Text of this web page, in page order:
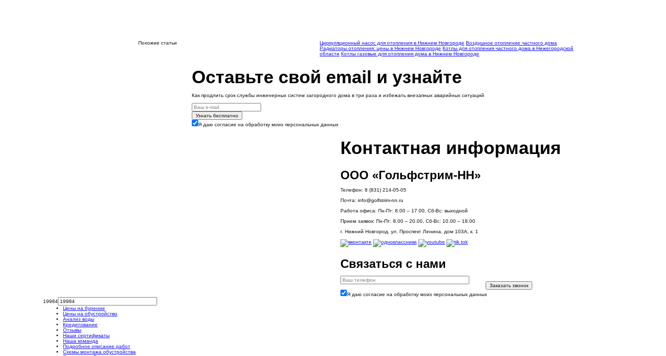
Похожие статьи Циркуляционный насос для отопления в Нижнем Новгороде Воздушное отопление частного дома
Радиаторы отопления: цены в Нижнем Новгороде Котлы для отопления частного дома в Нижегородской
области Котлы газовые для отопления дома в Нижнем Новгороде
Оставьте свой email и узнайте
Как продлить срок службы инженерных систем загородного дома в три раза и избежать внезапных аварийных ситуаций
Узнать бесплатно
Я даю согласие на обработку моих персональных данных
Контактная информация
ООО «Гольфстрим-НН»
Телефон: 8 (831) 214-05-05
Почта: info@golfstrim-nn.ru
Работа офиса: Пн-Пт: 8.00 – 17.00, Сб-Вс: выходной
Прием заявок: Пн-Пт: 8.00 – 20.00, Сб-Вс: 10.00 – 18.00
г. Нижний Новгород, ул. Проспект Ленина, дом 103А, к. 1
Связаться с нами
Заказать звонок
Я даю согласие на обработку моих персональных данных
19984
Цены на бурение
Цены на обустройство
Анализ воды
Кредитование
Отзывы
Наши сертификаты
Наша команда
Подробное описание работ
Схемы монтажа обустройства